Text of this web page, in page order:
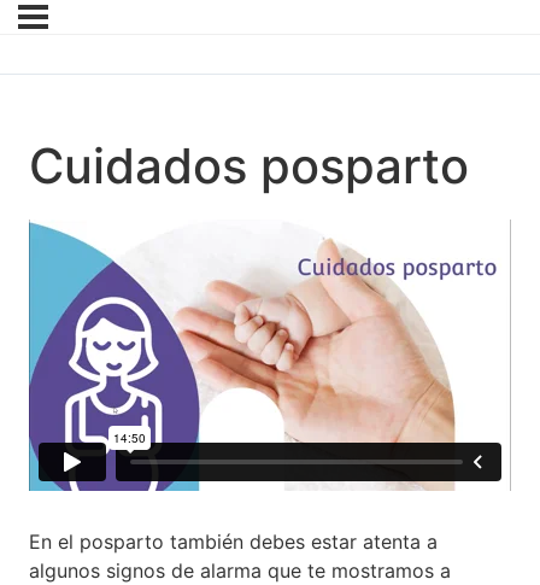
Cuidados posparto
En el posparto también debes estar atenta a
algunos signos de alarma que te mostramos a